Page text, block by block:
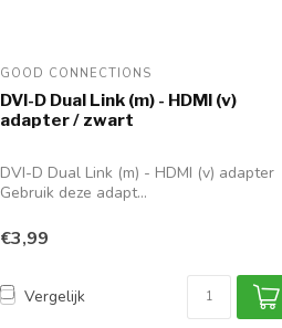
GOOD CONNECTIONS
DVI-D Dual Link (m) - HDMI (v)
adapter / zwart
DVI-D Dual Link (m) - HDMI (v) adapter
Gebruik deze adapt...
€3,99
Vergelijk